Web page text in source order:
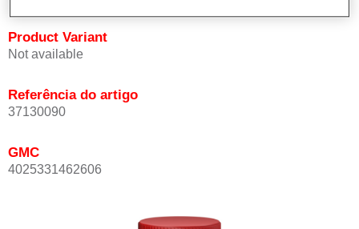
Product Variant
Not available
Referência do artigo
37130090
GMC
4025331462606